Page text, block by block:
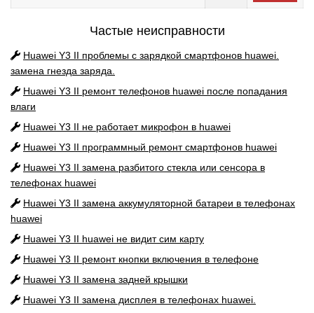
Частые неисправности
Huawei Y3 II проблемы с зарядкой смартфонов huawei.
замена гнезда заряда.
Huawei Y3 II ремонт телефонов huawei после попадания
влаги
Huawei Y3 II не работает микрофон в huawei
Huawei Y3 II программный ремонт смартфонов huawei
Huawei Y3 II замена разбитого стекла или сенсора в
телефонах huawei
Huawei Y3 II замена аккумуляторной батареи в телефонах
huawei
Huawei Y3 II huawei не видит сим карту
Huawei Y3 II ремонт кнопки включения в телефоне
Huawei Y3 II замена задней крышки
Huawei Y3 II замена дисплея в телефонах huawei.